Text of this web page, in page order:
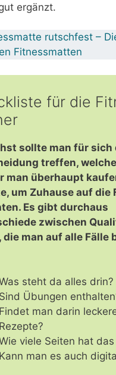
ergänzt.
rutschfest –
Fitnessmatten
für die
sollte man für sich
treffen,
man überhaupt
um Zuhause auf die
Es gibt durchaus
zwischen
die man auf alle Fälle
steht da alles drin?
Sind Übungen
Findet man darin
Rezepte?
viele Seiten hat das
Kann man es auch